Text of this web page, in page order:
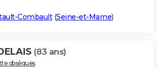
Combault(Seine-et-Marne)
(83 ans)
obsèques